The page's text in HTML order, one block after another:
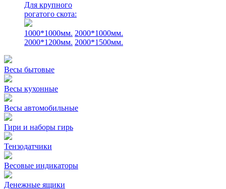
Для крупного
рогатого скота:
1000*1000мм. 2000*1000мм.
2000*1200мм. 2000*1500мм.
Весы бытовые
Весы кухонные
Весы автомобильные
Гири и наборы гирь
Тензодатчики
Весовые индикаторы
Денежные ящики